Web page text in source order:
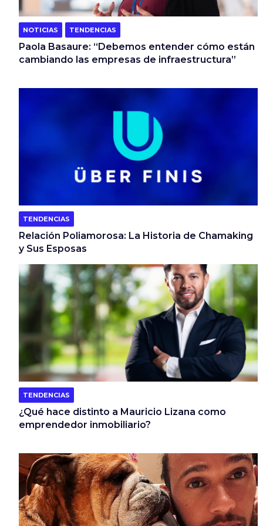
NOTICIAS TENDENCIAS
Paola Basaure: “Debemos entender cómo están
cambiando las empresas de infraestructura”
TENDENCIAS
Relación Poliamorosa: La Historia de Chamaking
y Sus Esposas
TENDENCIAS
¿Qué hace distinto a Mauricio Lizana como
emprendedor inmobiliario?